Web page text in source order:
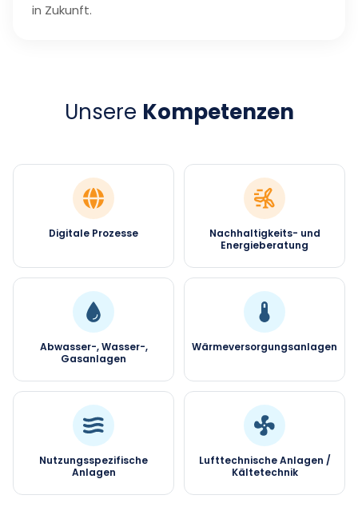
in Zukunft.
Unsere Kompetenzen
Digitale Prozesse
Abwasser-, Wasser-,
Gasanlagen
Wärmeversorgungsanlagen
Nachhaltigkeits- und
Energieberatung
Nutzungsspezifische
Anlagen
Lufttechnische Anlagen /
Kältetechnik